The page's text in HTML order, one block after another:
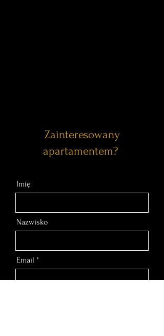
Zainteresowany
apartamentem?
Imię
Nazwisko
Email